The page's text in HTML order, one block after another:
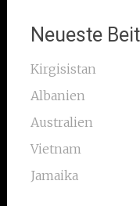
Neueste
Kirgisistan
Albanien
Australien
Vietnam
Jamaika